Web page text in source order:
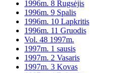
1996m. 8 Rugsėjis
1996m. 9 Spalis
1996m. 10 Lapkritis
1996m. 11 Gruodis
Vol. 48 1997m.
1997m. 1 sausis
1997m. 2 Vasaris
1997m. 3 Kovas